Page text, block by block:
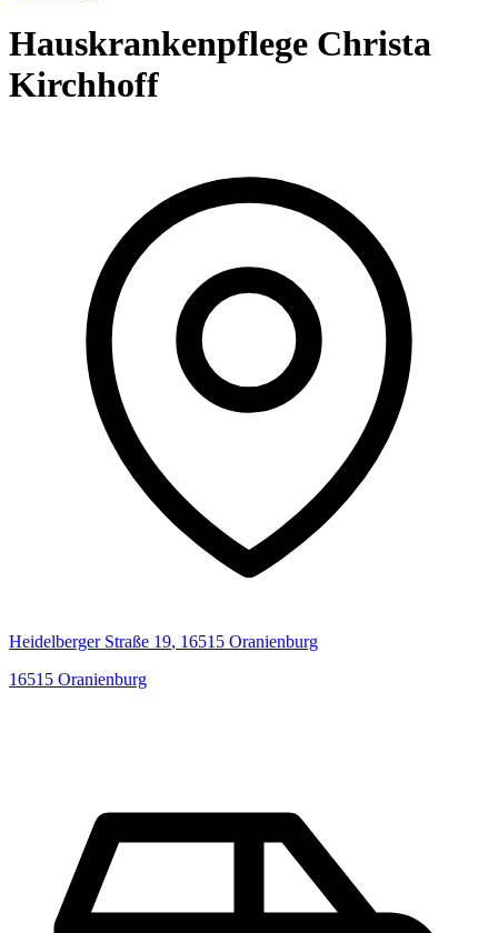
Hauskrankenpflege Christa
Kirchhoff
Heidelberger Straße 19, 16515 Oranienburg
16515 Oranienburg